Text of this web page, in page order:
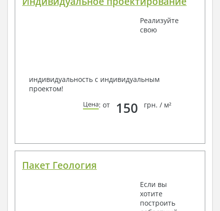
Реализуйте
свою
индивидуальность с индивидуальным
проектом!
Цена: от 150 грн. / м²
Пакет Геология
Если вы
хотите
построить